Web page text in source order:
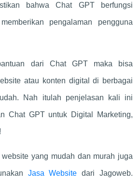
bahwaChat GPTberfungsi
pengalaman pengguna
dari Chat GPT maka bisa
atau konten digital di berbagai
Nah itulah penjelasan kali ini
Chat GPTuntuk Digital Marketing,
yang mudah dan murah juga
Jasa Website dari Jagoweb.